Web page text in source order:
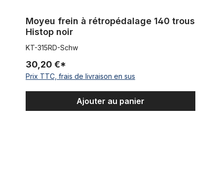
Moyeu frein à rétropédalage 140 trous
Histop noir
KT-315RD-Schw
30,20 €*
Prix TTC, frais de livraison en sus
Ajouter au panier